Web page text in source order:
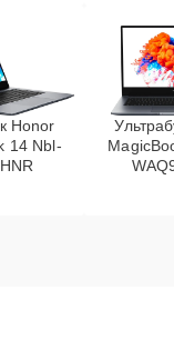
Honor
14 Nbl-